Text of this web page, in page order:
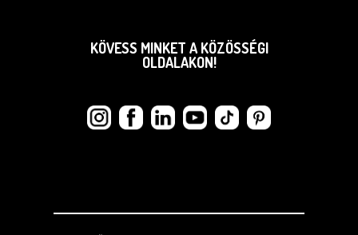
KÖVESS MINKET A KÖZÖSSÉGI
OLDALAKON!